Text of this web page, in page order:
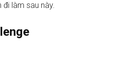
làm sau này.